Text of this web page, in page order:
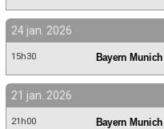
24 jan. 2026
15h30 Bayern Munich
21 jan. 2026
21h00 Bayern Munich